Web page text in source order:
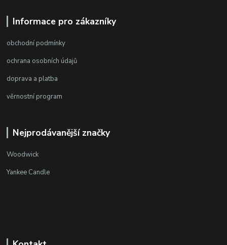
Informace pro zákazníky
obchodní podmínky
ochrana osobních údajů
doprava a platba
věrnostní program
Nejprodávanější značky
Woodwick
Yankee Candle